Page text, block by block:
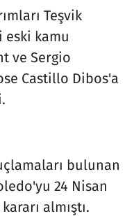
Teşvik
eski kamu
ve Sergio
Castillo Dibos'a
bulunan
24 Nisan
almıştı.